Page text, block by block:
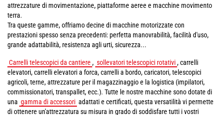
attrezzature di movimentazione, piattaforme aeree e macchine movimento
terra.
Tra queste gamme, offriamo decine di macchine motorizzate con
prestazioni spesso senza precedenti: perfetta manovrabilità, facilità d'uso,
grande adattabilità, resistenza agli urti, sicurezza...
Carrelli telescopici da cantiere , sollevatori telescopici rotativi, carrelli
elevatori, carrelli elevatori a forca, carrelli a bordo, caricatori, telescopici
agricoli, terne, attrezzature per il magazzinaggio e la logistica (impilatori,
commissionatori, transpallet, ecc.). Tutte le nostre macchine sono dotate di
una gamma di accessori adattati e certificati, questa versatilità vi permette
di ottenere un'attrezzatura su misura in grado di soddisfare tutti i vostri